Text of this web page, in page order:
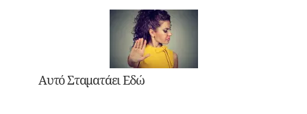
Αυτό Σταματάει Εδώ